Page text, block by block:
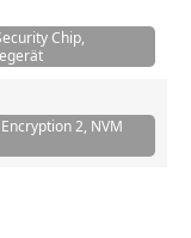
Chip,
2, NVM